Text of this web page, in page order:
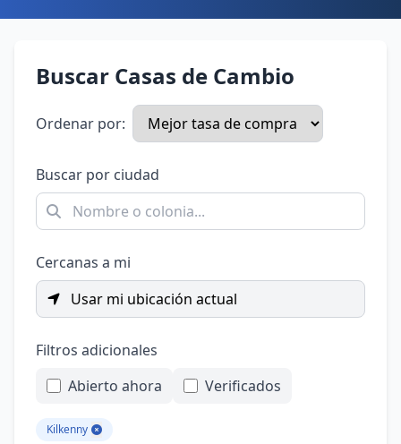
Buscar Casas de Cambio
Ordenar por:
Buscar por ciudad
Cercanas a mi
Usar mi ubicación actual
Filtros adicionales
Abierto ahora
Verificados
Kilkenny